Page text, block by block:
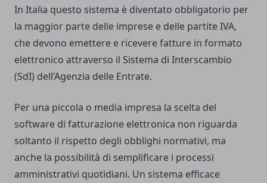
In Italia questo sistema è diventato obbligatorio per
la maggior parte delle imprese e delle partite IVA,
che devono emettere e ricevere fatture in formato
elettronico attraverso il Sistema di Interscambio
(SdI) dell’Agenzia delle Entrate.
Per una piccola o media impresa la scelta del
software di fatturazione elettronica non riguarda
soltanto il rispetto degli obblighi normativi, ma
anche la possibilità di semplificare i processi
amministrativi quotidiani. Un sistema efficace